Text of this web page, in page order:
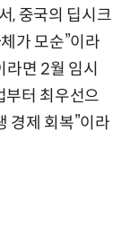
, 중국의 딥시크
가 모순”이라
라면 2월 임시
부터 최우선으
경제 회복”이라